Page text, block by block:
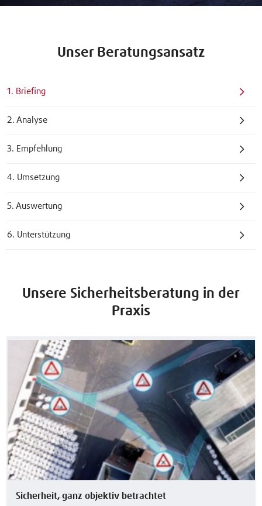
Unser Beratungsansatz
1. Briefing
2. Analyse
3. Empfehlung
4. Umsetzung
5. Auswertung
6. Unterstützung
Unsere Sicherheitsberatung in der
Praxis
Sicherheit, ganz objektiv betrachtet